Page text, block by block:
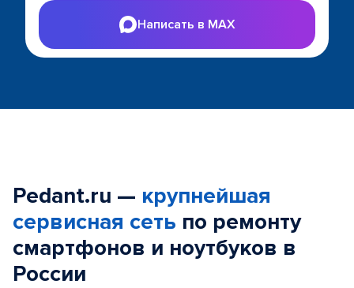
Написать в MAX
Pedant.ru — крупнейшая
сервисная сеть по ремонту
смартфонов и ноутбуков в
России